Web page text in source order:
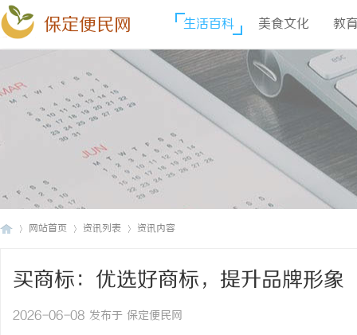
保定便民网 生活百科 美食文化 教
网站首页 资讯列表 资讯内容
买商标：优选好商标，提升品牌形象
2026-06-08 发布于 保定便民网